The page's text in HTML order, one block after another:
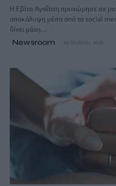
Η Εβίτα Αγαΐτση προχώρησε σε μια
αποκάλυψη μέσα από τα social
δίνει μάχη…
Newsroom 25 Ιουλίου, 2026